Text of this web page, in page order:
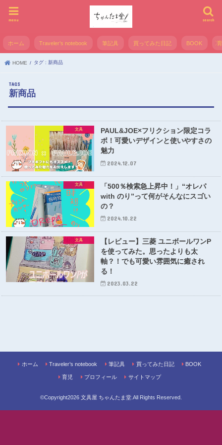
search
menu
ホーム Traveler’s notebook 筆記具 買ってみた日記 BOOK
HOME タグ : 新商品
新商品
文具
PAUL&JOE×フリクション限定コラ
ボ！可愛いデザインと使いやすさの
魅力
2024.12.07
文具
「500％検索急上昇中！」“オレパ
with のり”って何がそんなにスゴい
の？
2024.10.22
文具
【レビュー】三菱 ユニボールワンP
を使ってみた。思ったよりも太
軸？！でも可愛い雰囲気に癒され
る！
2023.03.22
ホーム Traveler’s notebook 筆記具 買ってみた日記 BOOK
育児 プロフィール サイトマップ
©Copyright2026 文具屋 ちゃんたま堂 .All Rights Reserved.